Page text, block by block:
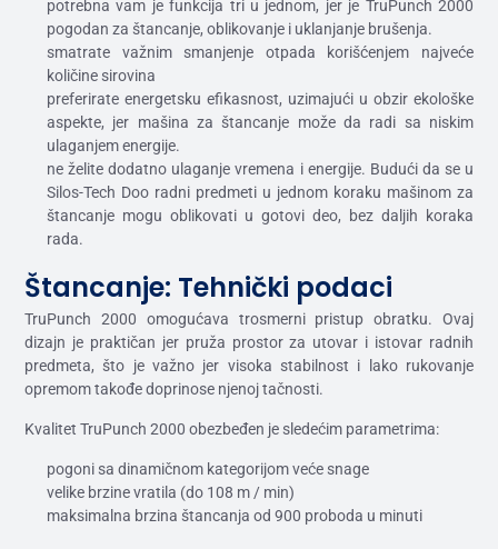
potrebna vam je funkcija tri u jednom, jer je TruPunch 2000
pogodan za štancanje, oblikovanje i uklanjanje brušenja.
smatrate važnim smanjenje otpada korišćenjem najveće
količine sirovina
preferirate energetsku efikasnost, uzimajući u obzir ekološke
aspekte, jer mašina za štancanje može da radi sa niskim
ulaganjem energije.
ne želite dodatno ulaganje vremena i energije. Budući da se u
Silos-Tech Doo radni predmeti u jednom koraku mašinom za
štancanje mogu oblikovati u gotovi deo, bez daljih koraka
rada.
Štancanje: Tehnički podaci
TruPunch 2000 omogućava trosmerni pristup obratku. Ovaj
dizajn je praktičan jer pruža prostor za utovar i istovar radnih
predmeta, što je važno jer visoka stabilnost i lako rukovanje
opremom takođe doprinose njenoj tačnosti.
Kvalitet TruPunch 2000 obezbeđen je sledećim parametrima:
pogoni sa dinamičnom kategorijom veće snage
velike brzine vratila (do 108 m / min)
maksimalna brzina štancanja od 900 proboda u minuti